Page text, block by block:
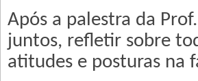
Após a palestra da
juntos, refletir sobre
atitudes e posturas na